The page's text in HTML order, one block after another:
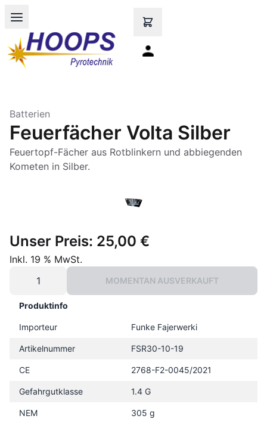
Open main menu
Batterien
Feuerfächer Volta Silber
Feuertopf-Fächer aus Rotblinkern und abbiegenden
Kometen in Silber.
Unser Preis: 25,00 €
Inkl. 19 % MwSt.
MOMENTAN AUSVERKAUFT
Produktinfo
Importeur Funke Fajerwerki
Artikelnummer FSR30-10-19
CE 2768-F2-0045/2021
Gefahrgutklasse 1.4 G
NEM 305 g